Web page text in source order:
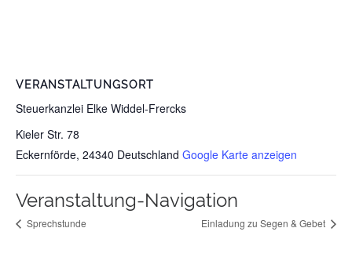
VERANSTALTUNGSORT
Steuerkanzlei Elke Widdel-Frercks
Kieler Str. 78
Eckernförde, 24340 Deutschland Google Karte anzeigen
Veranstaltung-Navigation
Sprechstunde Einladung zu Segen & Gebet